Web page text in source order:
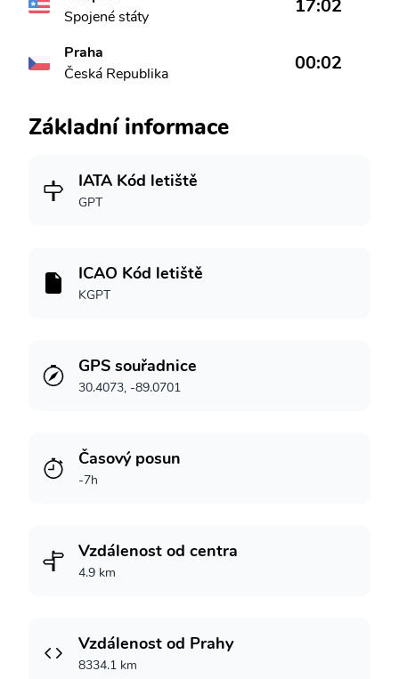
Spojené státy
17:02
Praha
Česká Republika
00:02
Základní informace
IATA Kód letiště
GPT
ICAO Kód letiště
KGPT
GPS souřadnice
30.4073, -89.0701
Časový posun
-7h
Vzdálenost od centra
4.9 km
Vzdálenost od Prahy
8334.1 km